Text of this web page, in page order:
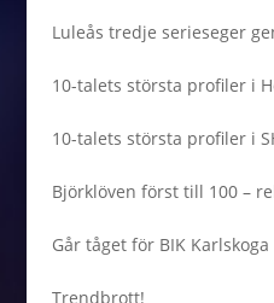
Luleås tredje serieseger
10-talets största profiler i
10-talets största profiler i
Björklöven först till 100 –
Går tåget för BIK Karlskoga
Trendbrott!